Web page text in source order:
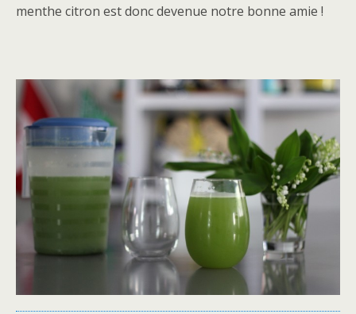
menthe citron est donc devenue notre bonne amie !